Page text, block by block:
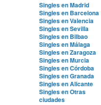
Singles en Madrid
Singles en Barcelona
Singles en Valencia
Singles en Sevilla
Singles en Bilbao
Singles en Málaga
Singles en Zaragoza
Singles en Murcia
Singles en Córdoba
Singles en Granada
Singles en Alicante
Singles en Otras
ciudades